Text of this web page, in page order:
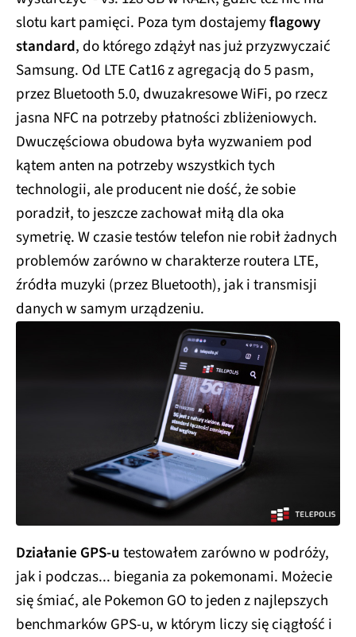
slotu kart pamięci. Poza tym dostajemyflagowy
standard, do którego zdążył nas już przyzwyczaić
Samsung. Od LTE Cat16 z agregacją do 5 pasm,
przez Bluetooth 5.0, dwuzakresowe WiFi, po rzecz
jasna NFC na potrzeby płatności zbliżeniowych.
Dwuczęściowa obudowa była wyzwaniem pod
kątem anten na potrzeby wszystkich tych
technologii, ale producent nie dość, że sobie
poradził, to jeszcze zachował miłą dla oka
symetrię. W czasie testów telefon nie robił żadnych
problemów zarówno w charakterze routera LTE,
źródła muzyki (przez Bluetooth), jak i transmisji
danych w samym urządzeniu.
Działanie GPS-utestowałem zarówno w podróży,
jak i podczas... biegania za pokemonami. Możecie
się śmiać, ale Pokemon GO to jeden z najlepszych
benchmarków GPS-u, w którym liczy się ciągłość i